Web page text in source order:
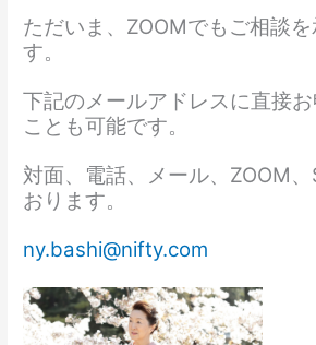
ただいま、ZOOMでもご相談を
す。
下記のメールアドレスに直接お
ことも可能です。
対面、電話、メール、ZOOM
おります。
ny.bashi@nifty.com